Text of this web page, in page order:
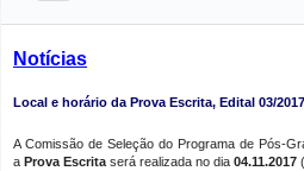
Notícias
Local e horário da Prova Escrita, Edital 03/
A Comissão de Seleção do Programa de Pós-
a Prova Escrita será realizada no dia 04.11.2017